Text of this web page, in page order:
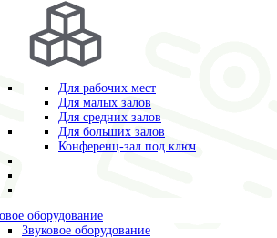
Для рабочих мест
Для малых залов
Для средних залов
Для больших залов
Конференц-зал под ключ
оборудование
Звуковое оборудование